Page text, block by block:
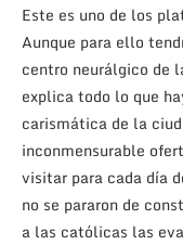
Este es uno de los
Aunque para ello
centro neurálgico de
explica todo lo que
carismática de la
inconmensurable
visitar para cada día
no se pararon de
a las católicas las